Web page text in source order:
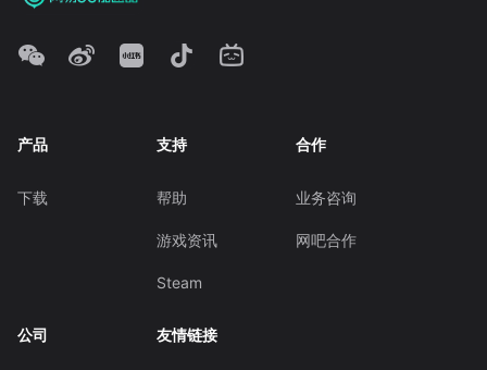
产品
下载
支持
帮助
游戏资讯
Steam
合作
业务咨询
网吧合作
公司 友情链接